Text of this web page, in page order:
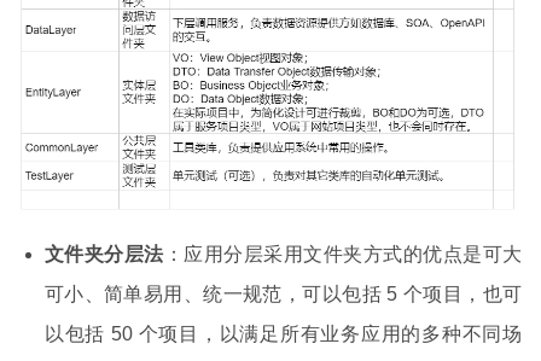
文件夹分层法 ：应用分层采用文件夹方式的优点是可大
可小、简单易用、统一规范，可以包括 5 个项目，也可
以包括 50 个项目，以满足所有业务应用的多种不同场